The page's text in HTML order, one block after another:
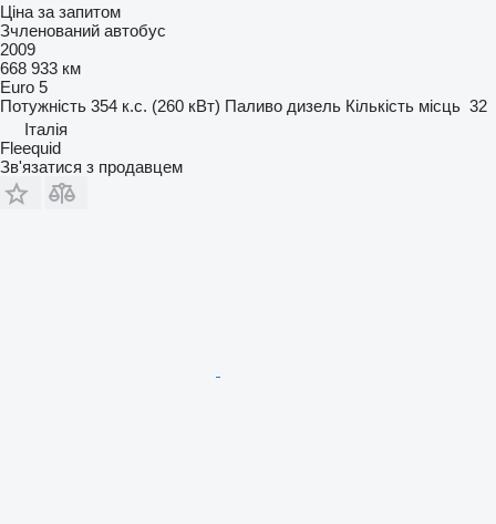
Ціна за запитом
Зчленований автобус
2009
668 933 км
Euro 5
Потужність 354 к.с. (260 кВт) Паливо дизель Кількість місць 32
Італія
Fleequid
Зв'язатися з продавцем